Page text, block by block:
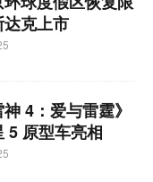
克上市
4：爱与雷霆》
5 原型车亮相